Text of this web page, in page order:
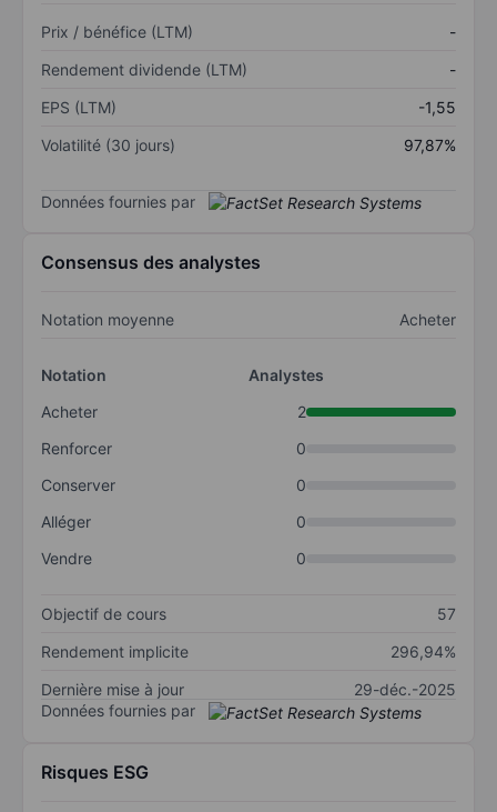
Prix / bénéfice (LTM)
-
Rendement dividende (LTM)
-
EPS (LTM)
-1,55
Volatilité (30 jours)
97,87%
Données fournies par
Consensus des analystes
Notation moyenne Acheter
Notation
Analystes
Acheter
2
Renforcer
0
Conserver
0
Alléger
0
Vendre
0
Objectif de cours
57
Rendement implicite
296,94%
Dernière mise à jour
29-déc.-2025
Données fournies par
Risques ESG